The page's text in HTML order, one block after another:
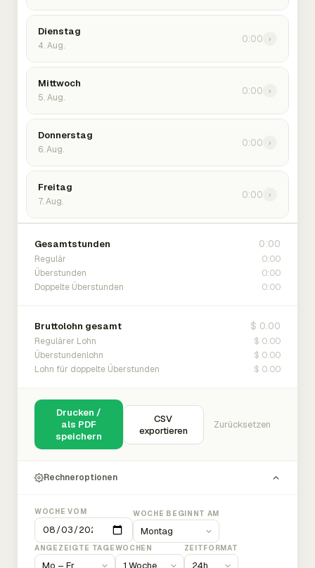
Dienstag
4. Aug.
0:00 ›
Mittwoch
5. Aug.
0:00 ›
Donnerstag
6. Aug.
0:00 ›
Freitag
7. Aug.
0:00 ›
Gesamtstunden 0:00
Regulär 0:00
Überstunden 0:00
Doppelte Überstunden 0:00
Bruttolohn gesamt $ 0.00
Regulärer Lohn $ 0.00
Überstundenlohn $ 0.00
Lohn für doppelte Überstunden $ 0.00
Drucken /
als PDF
speichern
CSV
exportieren
Zurücksetzen
Rechneroptionen
WOCHE VOM WOCHE BEGINNT AM
ANGEZEIGTE TAGEWOCHEN ZEITFORMAT